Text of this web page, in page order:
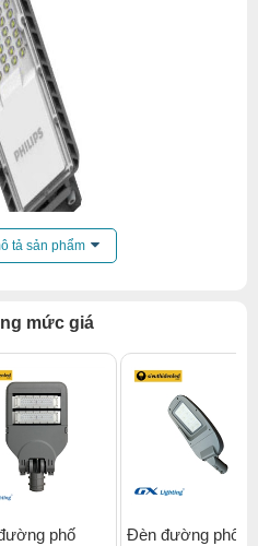
tả sản phẩm
mức giá
phố
Đèn đường phố